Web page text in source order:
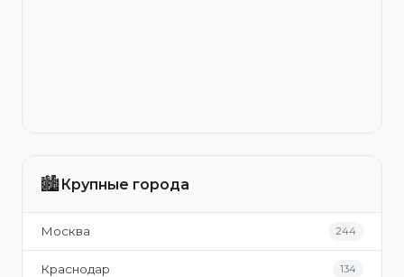
🏙️Крупные города
Москва 244
Краснодар 134